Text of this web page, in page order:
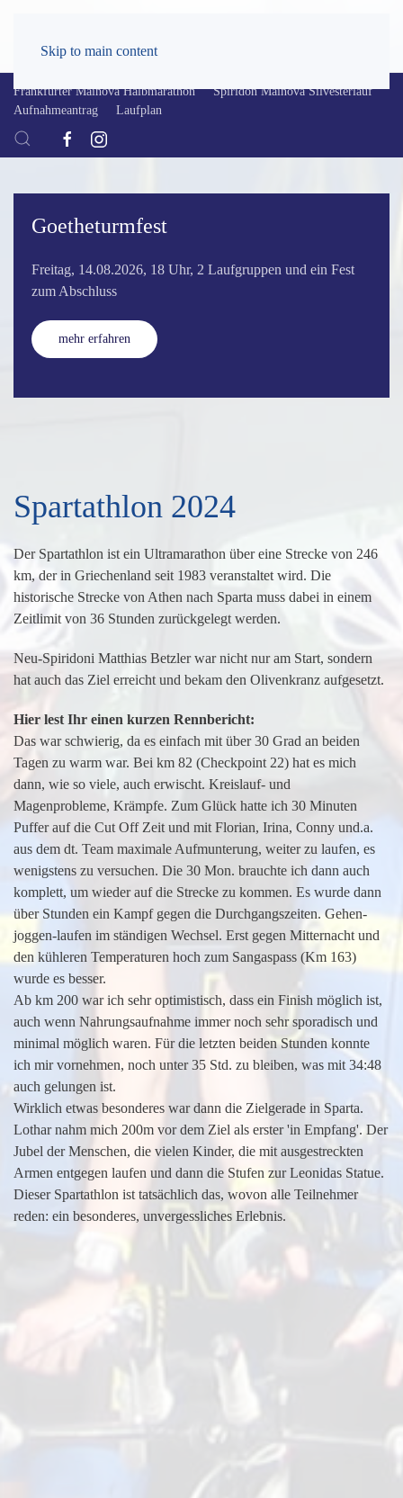
Skip to main content
Frankfurter Mainova Halbmarathon
Spiridon Mainova Silvesterlauf
Aufnahmeantrag
Laufplan
Öffnungszeiten der Geschäftsstelle
Die Öffnungszeiten am Mittwoch ändern sich und
Vereinskleidung kann künftig auch postalisch versendet
mehr erfahren
Spartathlon 2024
Der Spartathlon ist ein Ultramarathon über eine Strecke von 246
km, der in Griechenland seit 1983 veranstaltet wird. Die
historische Strecke von Athen nach Sparta muss dabei in einem
Zeitlimit von 36 Stunden zurückgelegt werden.
Neu-Spiridoni Matthias Betzler war nicht nur am Start, sondern
hat auch das Ziel erreicht und bekam den Olivenkranz aufgesetzt.
Hier lest Ihr einen kurzen Rennbericht:
Das war schwierig, da es einfach mit über 30 Grad an beiden
Tagen zu warm war. Bei km 82 (Checkpoint 22) hat es mich
dann, wie so viele, auch erwischt. Kreislauf- und
Magenprobleme, Krämpfe. Zum Glück hatte ich 30 Minuten
Puffer auf die Cut Off Zeit und mit Florian, Irina, Conny und.a.
aus dem dt. Team maximale Aufmunterung, weiter zu laufen, es
wenigstens zu versuchen. Die 30 Mon. brauchte ich dann auch
komplett, um wieder auf die Strecke zu kommen. Es wurde dann
über Stunden ein Kampf gegen die Durchgangszeiten. Gehen-
joggen-laufen im ständigen Wechsel. Erst gegen Mitternacht und
den kühleren Temperaturen hoch zum Sangaspass (Km 163)
wurde es besser.
Ab km 200 war ich sehr optimistisch, dass ein Finish möglich ist,
auch wenn Nahrungsaufnahme immer noch sehr sporadisch und
minimal möglich waren. Für die letzten beiden Stunden konnte
ich mir vornehmen, noch unter 35 Std. zu bleiben, was mit 34:48
auch gelungen ist.
Wirklich etwas besonderes war dann die Zielgerade in Sparta.
Lothar nahm mich 200m vor dem Ziel als erster 'in Empfang'. Der
Jubel der Menschen, die vielen Kinder, die mit ausgestreckten
Armen entgegen laufen und dann die Stufen zur Leonidas Statue.
Dieser Spartathlon ist tatsächlich das, wovon alle Teilnehmer
reden: ein besonderes, unvergessliches Erlebnis.